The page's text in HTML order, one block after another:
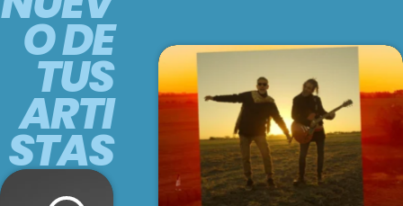
O DE
TUS
ARTI
STAS